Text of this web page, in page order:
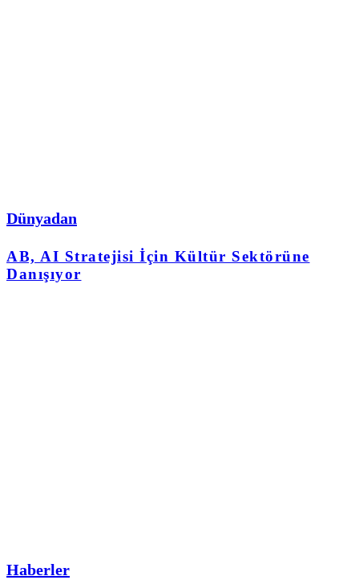
Dünyadan
AB, AI Stratejisi İçin Kültür Sektörüne
Danışıyor
Haberler